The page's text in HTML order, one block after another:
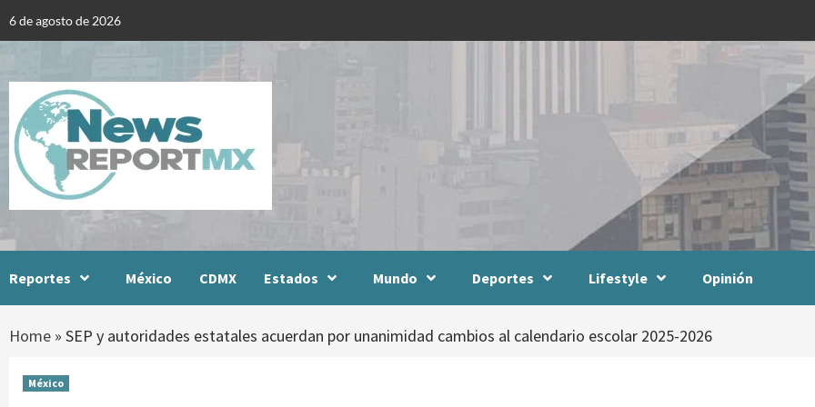
6 de agosto de 2026
Reportes México CDMX Estados Mundo Deportes Lifestyle Opinión
Home » SEP y autoridades estatales acuerdan por unanimidad cambios al calendario escolar 2025-2026
México